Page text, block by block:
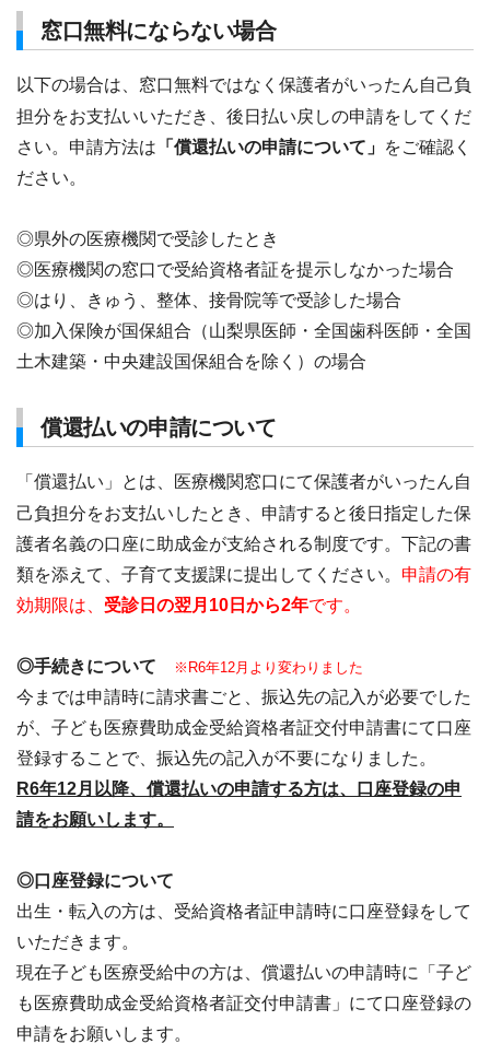
窓口無料にならない場合
以下の場合は、窓口無料ではなく保護者がいったん自己負
担分をお支払いいただき、後日払い戻しの申請をしてくだ
さい。申請方法は 「償還払いの申請について」 をご確認く
ださい。
◎県外の医療機関で受診したとき
◎医療機関の窓口で受給資格者証を提示しなかった場合
◎はり、きゅう、整体、接骨院等で受診した場合
◎加入保険が国保組合（山梨県医師・全国歯科医師・全国
土木建築・中央建設国保組合を除く）の場合
償還払いの申請について
「償還払い」とは、医療機関窓口にて保護者がいったん自
己負担分をお支払いしたとき、申請すると後日指定した保
護者名義の口座に助成金が支給される制度です。下記の書
類を添えて、子育て支援課に提出してください。 申請の有
効期限は、 受診日の翌月10日から2年です。
◎手続きについて ※R6年12月より変わりました
今までは申請時に請求書ごと、振込先の記入が必要でした
が、子ども医療費助成金受給資格者証交付申請書にて口座
登録することで、振込先の記入が不要になりました。
R6年12月以降、償還払いの申請する方は、口座登録の申
請をお願いします。
◎口座登録について
出生・転入の方は、受給資格者証申請時に口座登録をして
いただきます。
現在子ども医療受給中の方は、償還払いの申請時に「子ど
も医療費助成金受給資格者証交付申請書」にて口座登録の
申請をお願いします。